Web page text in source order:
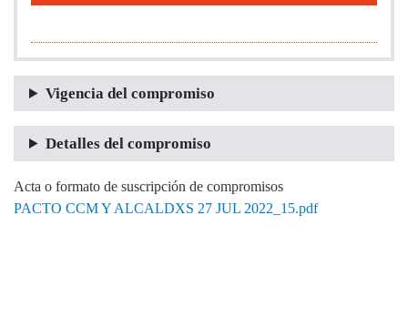
Vigencia del compromiso
Detalles del compromiso
Acta o formato de suscripción de compromisos
PACTO CCM Y ALCALDXS 27 JUL 2022_15.pdf